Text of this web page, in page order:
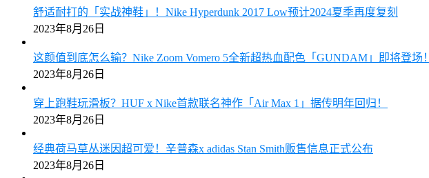
舒适耐打的「实战神鞋」！Nike Hyperdunk 2017 Low预计2024夏季再度复刻
2023年8月26日
这颜值到底怎么输？Nike Zoom Vomero 5全新超热血配色「GUNDAM」即将登场！
2023年8月26日
穿上跑鞋玩滑板？HUF x Nike首款联名神作「Air Max 1」据传明年回归！
2023年8月26日
经典荷马草丛迷因超可爱！辛普森x adidas Stan Smith贩售信息正式公布
2023年8月26日